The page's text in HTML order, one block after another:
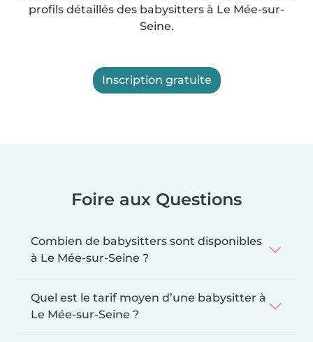
profils détaillés des babysitters à Le Mée-sur-
Seine.
Inscription gratuite
Foire aux Questions
Combien de babysitters sont disponibles
à Le Mée-sur-Seine ?
Quel est le tarif moyen d’une babysitter à
Le Mée-sur-Seine ?